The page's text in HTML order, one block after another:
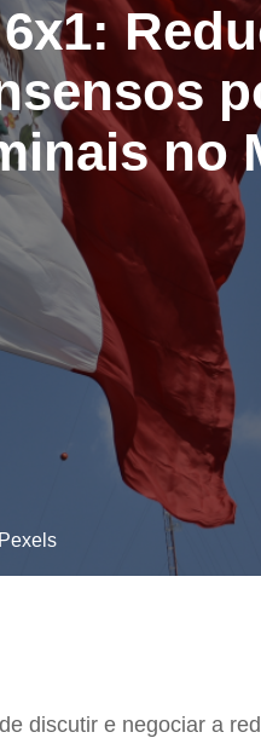
no
discutir e negociar a